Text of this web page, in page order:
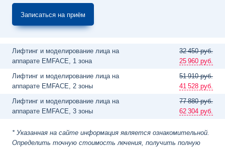
Записаться на приём
Лифтинг и моделирование лица на
аппарате EMFACE, 1 зона
32450 руб.
25 960 руб.
Лифтинг и моделирование лица на
аппарате EMFACE, 2 зоны
51910 руб.
41 528 руб.
Лифтинг и моделирование лица на
аппарате EMFACE, 3 зоны
77880 руб.
62 304 руб.
* Указанная на сайте информация является ознакомительной.
Определить точную стоимость лечения, получить полную